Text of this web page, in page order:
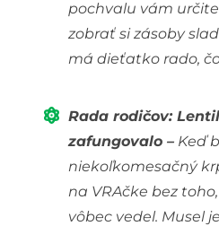
pochvalu vám
zobrať si zásoby
má dieťatko rado,
Rada rodičov:
zafungovalo – Keď
niekoľkomesačný
na VRAčke bez
vôbec vedel. Musel